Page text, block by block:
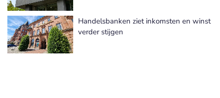
Handelsbanken ziet inkomsten en winst
verder stijgen